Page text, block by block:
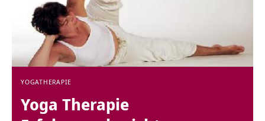
YOGATHERAPIE
Yoga Therapie